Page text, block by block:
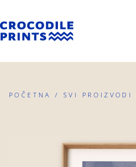
POČETNA /SVI PROIZVODI